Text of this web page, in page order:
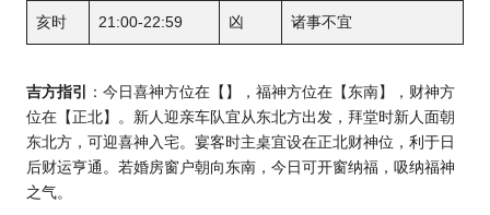
亥时 21:00-22:59 凶 诸事不宜
吉方指引
：今日喜神方位在【】，福神方位在【东南】，财神方
位在【正北】。新人迎亲车队宜从东北方出发，拜堂时新人面朝
东北方，可迎喜神入宅。宴客时主桌宜设在正北财神位，利于日
后财运亨通。若婚房窗户朝向东南，今日可开窗纳福，吸纳福神
之气。